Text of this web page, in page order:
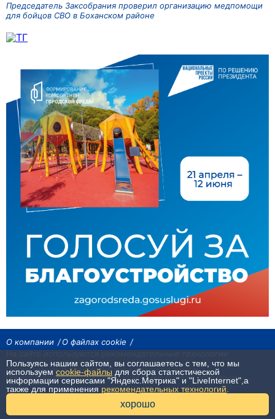
Председатель Заксобрания проверил организацию медпомощи
для бойцов СВО в Боханском районе
О компании
О файлах cookie
Сетевое издание «Байкал24». Все права охраняются законом.
При использовании материалов агентства на других сайтах, обязательна
гиперссылка.
Пользуясь нашим сайтом, вы соглашаетесь с тем, что мы
используем cookie-файлы для сбора статистической
информации сервисами "Яндекс.Метрика" и "LiveInternet",а
также для применения рекомендательных технологий
хорошо